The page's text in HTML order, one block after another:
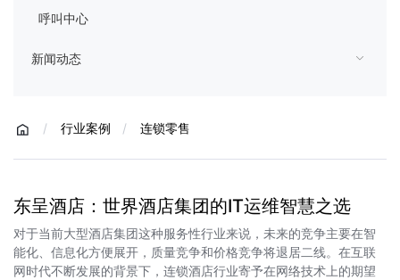
呼叫中心
新闻动态
/ 行业案例 / 连锁零售
东呈酒店：世界酒店集团的IT运维智慧之选
对于当前大型酒店集团这种服务性行业来说，未来的竞争主要在智
能化、信息化方便展开，质量竞争和价格竞争将退居二线。在互联
网时代不断发展的背景下，连锁酒店行业寄予在网络技术上的期望